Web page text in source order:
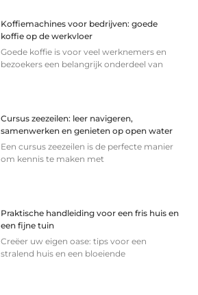
Koffiemachines voor bedrijven: goede
koffie op de werkvloer
Goede koffie is voor veel werknemers en
bezoekers een belangrijk onderdeel van
Cursus zeezeilen: leer navigeren,
samenwerken en genieten op open water
Een cursus zeezeilen is de perfecte manier
om kennis te maken met
Praktische handleiding voor een fris huis en
een fijne tuin
Creëer uw eigen oase: tips voor een
stralend huis en een bloeiende